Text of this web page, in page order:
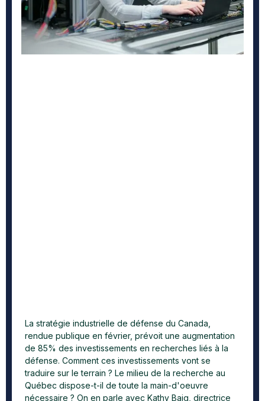
La stratégie industrielle de défense du Canada,
rendue publique en février, prévoit une augmentation
de 85% des investissements en recherches liés à la
défense. Comment ces investissements vont se
traduire sur le terrain ? Le milieu de la recherche au
Québec dispose-t-il de toute la main-d'oeuvre
nécessaire ? On en parle avec Kathy Baig, directrice